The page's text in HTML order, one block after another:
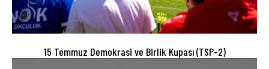
15 Temmuz Demokrasi ve Birlik Kupası (TSP-2)